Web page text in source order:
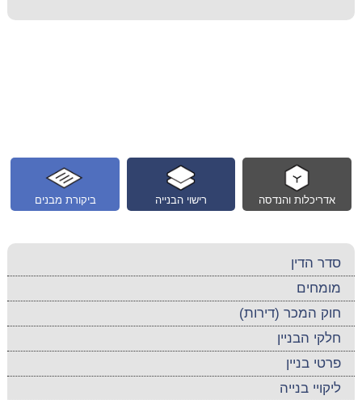
ביקורת מבנים רישוי הבנייה אדריכלות והנדסה
סדר הדין
מומחים
חוק המכר (דירות)
חלקי הבניין
פרטי בניין
ליקויי בנייה